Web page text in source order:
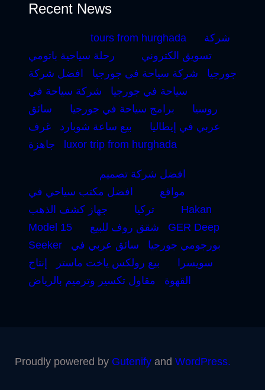
Recent News
tours from hurghada
شركة
تسويق الكتروني
رحلة سياحية باتومي
جورجيا
شركة سياحة في جورجيا
افضل شركة
سياحة في جورجيا
شركة سياحة في
روسيا
برامج سياحة في جورجيا
سائق
عربي في إيطاليا
بيع ساعة شوبارد
غرف
جاهزة
luxor trip from hurghada
افضل شركة تصميم
مواقع
افضل مكتب سياحي في
تركيا
جهاز كشف الذهب
Hakan
Model 15
شقق روف للبيع
GER Deep
Seeker
بورجومي جورجيا
سائق عربي في
سويسرا
بيع رولكس ياخت ماستر
إنتاج
القهوة
مقاول تكسير وترميم بالرياض
Proudly powered by Gutenify and WordPress.